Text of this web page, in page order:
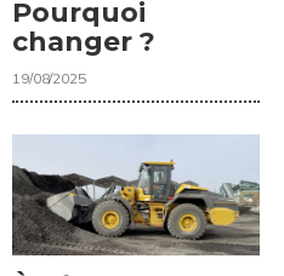
Pourquoi
changer ?
19/08/2025